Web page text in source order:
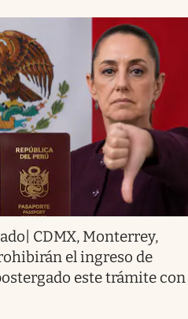
CDMX, Monterrey,
el ingreso de
este trámite con